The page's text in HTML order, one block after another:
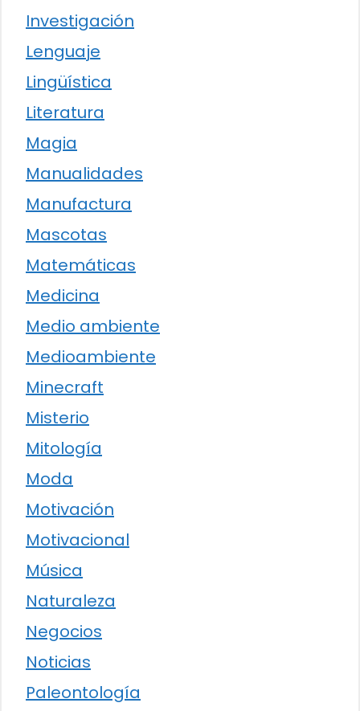
Investigación
Lenguaje
Lingüística
Literatura
Magia
Manualidades
Manufactura
Mascotas
Matemáticas
Medicina
Medio ambiente
Medioambiente
Minecraft
Misterio
Mitología
Moda
Motivación
Motivacional
Música
Naturaleza
Negocios
Noticias
Paleontología